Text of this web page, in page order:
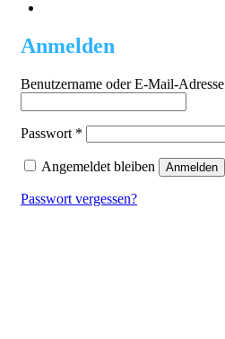
Anmelden
Benutzername oder E-Mail-Adresse
Passwort *
Angemeldet bleiben Anmelden
Passwort vergessen?